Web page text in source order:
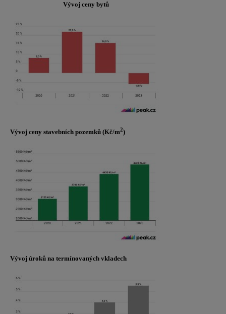
Vývoj ceny bytů
Vývoj ceny stavebních pozemků (Kč/m2)
Vývoj úroků na termínovaných vkladech